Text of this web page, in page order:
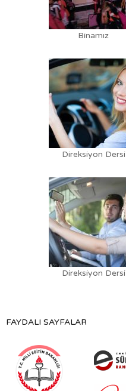
Binamız
Direksiyon Dersi
Direksiyon Dersi
FAYDALI SAYFALAR